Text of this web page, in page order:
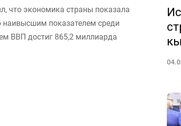
что экономика страны показала
наивысшим показателем среди
ВВП достиг 865,2 миллиарда